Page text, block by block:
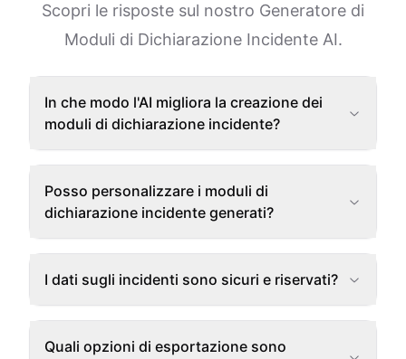
Scopri le risposte sul nostro Generatore di
Moduli di Dichiarazione Incidente AI.
In che modo l'AI migliora la creazione dei
moduli di dichiarazione incidente?
Posso personalizzare i moduli di
dichiarazione incidente generati?
I dati sugli incidenti sono sicuri e riservati?
Quali opzioni di esportazione sono